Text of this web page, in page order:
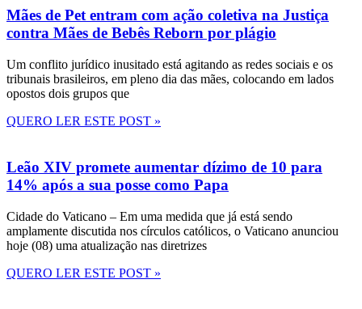
Mães de Pet entram com ação coletiva na Justiça
contra Mães de Bebês Reborn por plágio
Um conflito jurídico inusitado está agitando as redes sociais e os
tribunais brasileiros, em pleno dia das mães, colocando em lados
opostos dois grupos que
QUERO LER ESTE POST »
Leão XIV promete aumentar dízimo de 10 para
14% após a sua posse como Papa
Cidade do Vaticano – Em uma medida que já está sendo
amplamente discutida nos círculos católicos, o Vaticano anunciou
hoje (08) uma atualização nas diretrizes
QUERO LER ESTE POST »